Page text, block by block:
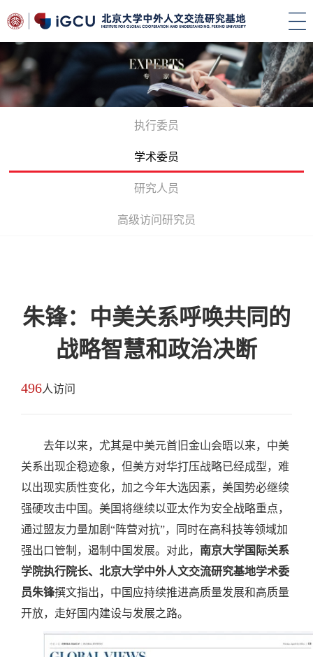
执行委员
学术委员
研究人员
高级访问研究员
朱锋：中美关系呼唤共同的
战略智慧和政治决断
496人访问
去年以来，尤其是中美元首旧金山会晤以来，中美
关系出现企稳迹象，但美方对华打压战略已经成型，难
以出现实质性变化，加之今年大选因素，美国势必继续
强硬攻击中国。美国将继续以亚太作为安全战略重点，
通过盟友力量加剧“阵营对抗”，同时在高科技等领域加
强出口管制，遏制中国发展。对此， 南京大学国际关系
学院执行院长、北京大学中外人文交流研究基地学术委
员朱锋撰文指出，中国应持续推进高质量发展和高质量
开放，走好国内建设与发展之路。